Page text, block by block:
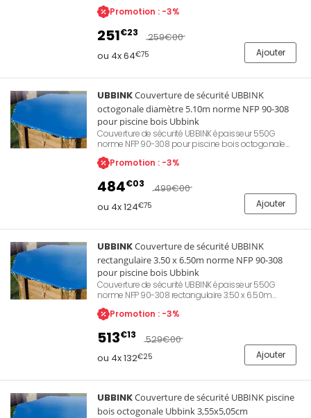
piscine bois UBBINK. Permet une protection de la
qualité d'eau lors des périodes d'hivernage ou
d'insectes apportés par le vent. Permet également de
conserver la chaleur de l'eau et d'empêcher l'accès
aux enfants.
Promotion : -3%
251€23 259€00
ou 4x 64€75 Ajouter
UBBINKCouverture de sécurité UBBINK
octogonale diamètre 5.10m norme NFP 90-308
pour piscine bois Ubbink
Couverture de sécurité UBBINK épaisseur 550G
norme NFP 90-308 pour piscine bois octogonale
Ubbink diamètre 5.10m. Permet une protection de la
qualité d'eau lors des périodes d'hivernage ou
d'insectes apportés par le vent. Permet également de
conserver la chaleur de l'eau et d'empêcher l'accès
aux enfants.
Promotion : -3%
484€03 499€00
ou 4x 124€75 Ajouter
UBBINKCouverture de sécurité UBBINK
rectangulaire 3.50 x 6.50m norme NFP 90-308
pour piscine bois Ubbink
Couverture de sécurité UBBINK épaisseur 550G
norme NFP 90-308 rectangulaire 3.50 x 6.50m
piscine bois Ubbink. Permet une protection de la
qualité d'eau lors des périodes d'hivernage ou
d'insectes apportés par le vent. Permet également de
conserver la chaleur de l'eau et d'empêcher l'accès
aux enfants.
Promotion : -3%
513€13 529€00
ou 4x 132€25 Ajouter
UBBINKCouverture de sécurité UBBINK piscine
bois octogonale Ubbink 3,55x5,05cm